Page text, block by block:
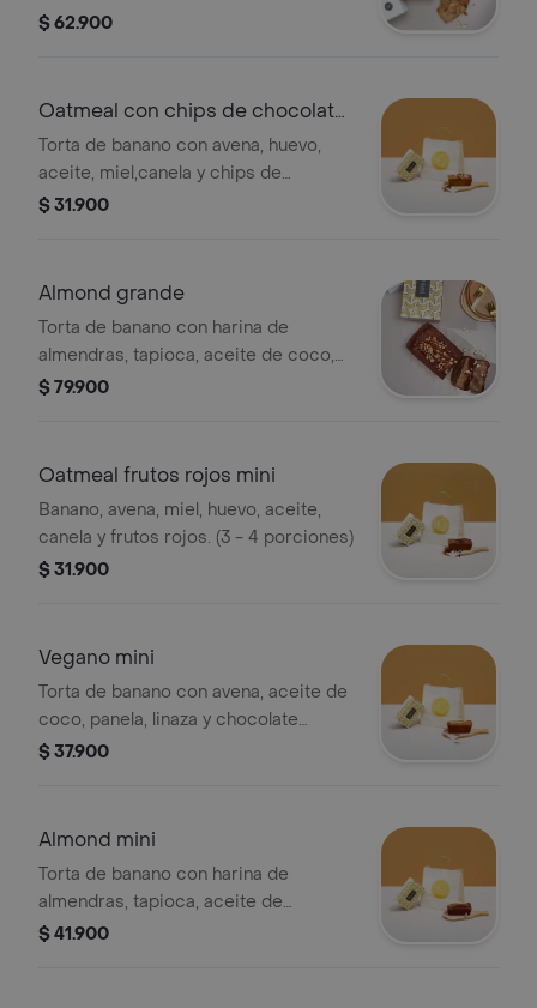
vegano sin azúcar. (8 porciones)
$ 62.900
Oatmeal con chips de chocolate
mini
Torta de banano con avena, huevo,
aceite, miel,canela y chips de
chocolate 55. (3 -4 porciones)
$ 31.900
Almond grande
Torta de banano con harina de
almendras, tapioca, aceite de coco,
aceite, huevo, stevia, canela y
$ 79.900
Oatmeal frutos rojos mini
Banano, avena, miel, huevo, aceite,
canela y frutos rojos. (3 - 4 porciones)
$ 31.900
Vegano mini
Torta de banano con avena, aceite de
coco, panela, linaza y chocolate
vegano sin azúcar. (3 - 4 porciones)
$ 37.900
Almond mini
Torta de banano con harina de
almendras, tapioca, aceite de
coco,aceite, huevo, canela, stevia y
$ 41.900